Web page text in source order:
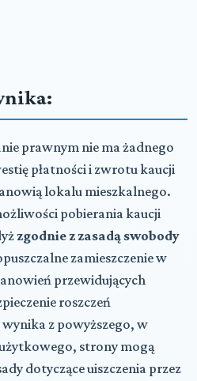
prawnym nie ma żadnego
płatności i zwrotu kaucji
lokalu mieszkalnego.
pobierania kaucji
zgodnie z zasadą swobody
zamieszczenie w
przewidujących
roszczeń
z powyższego, w
strony mogą
dotyczące uiszczenia przez